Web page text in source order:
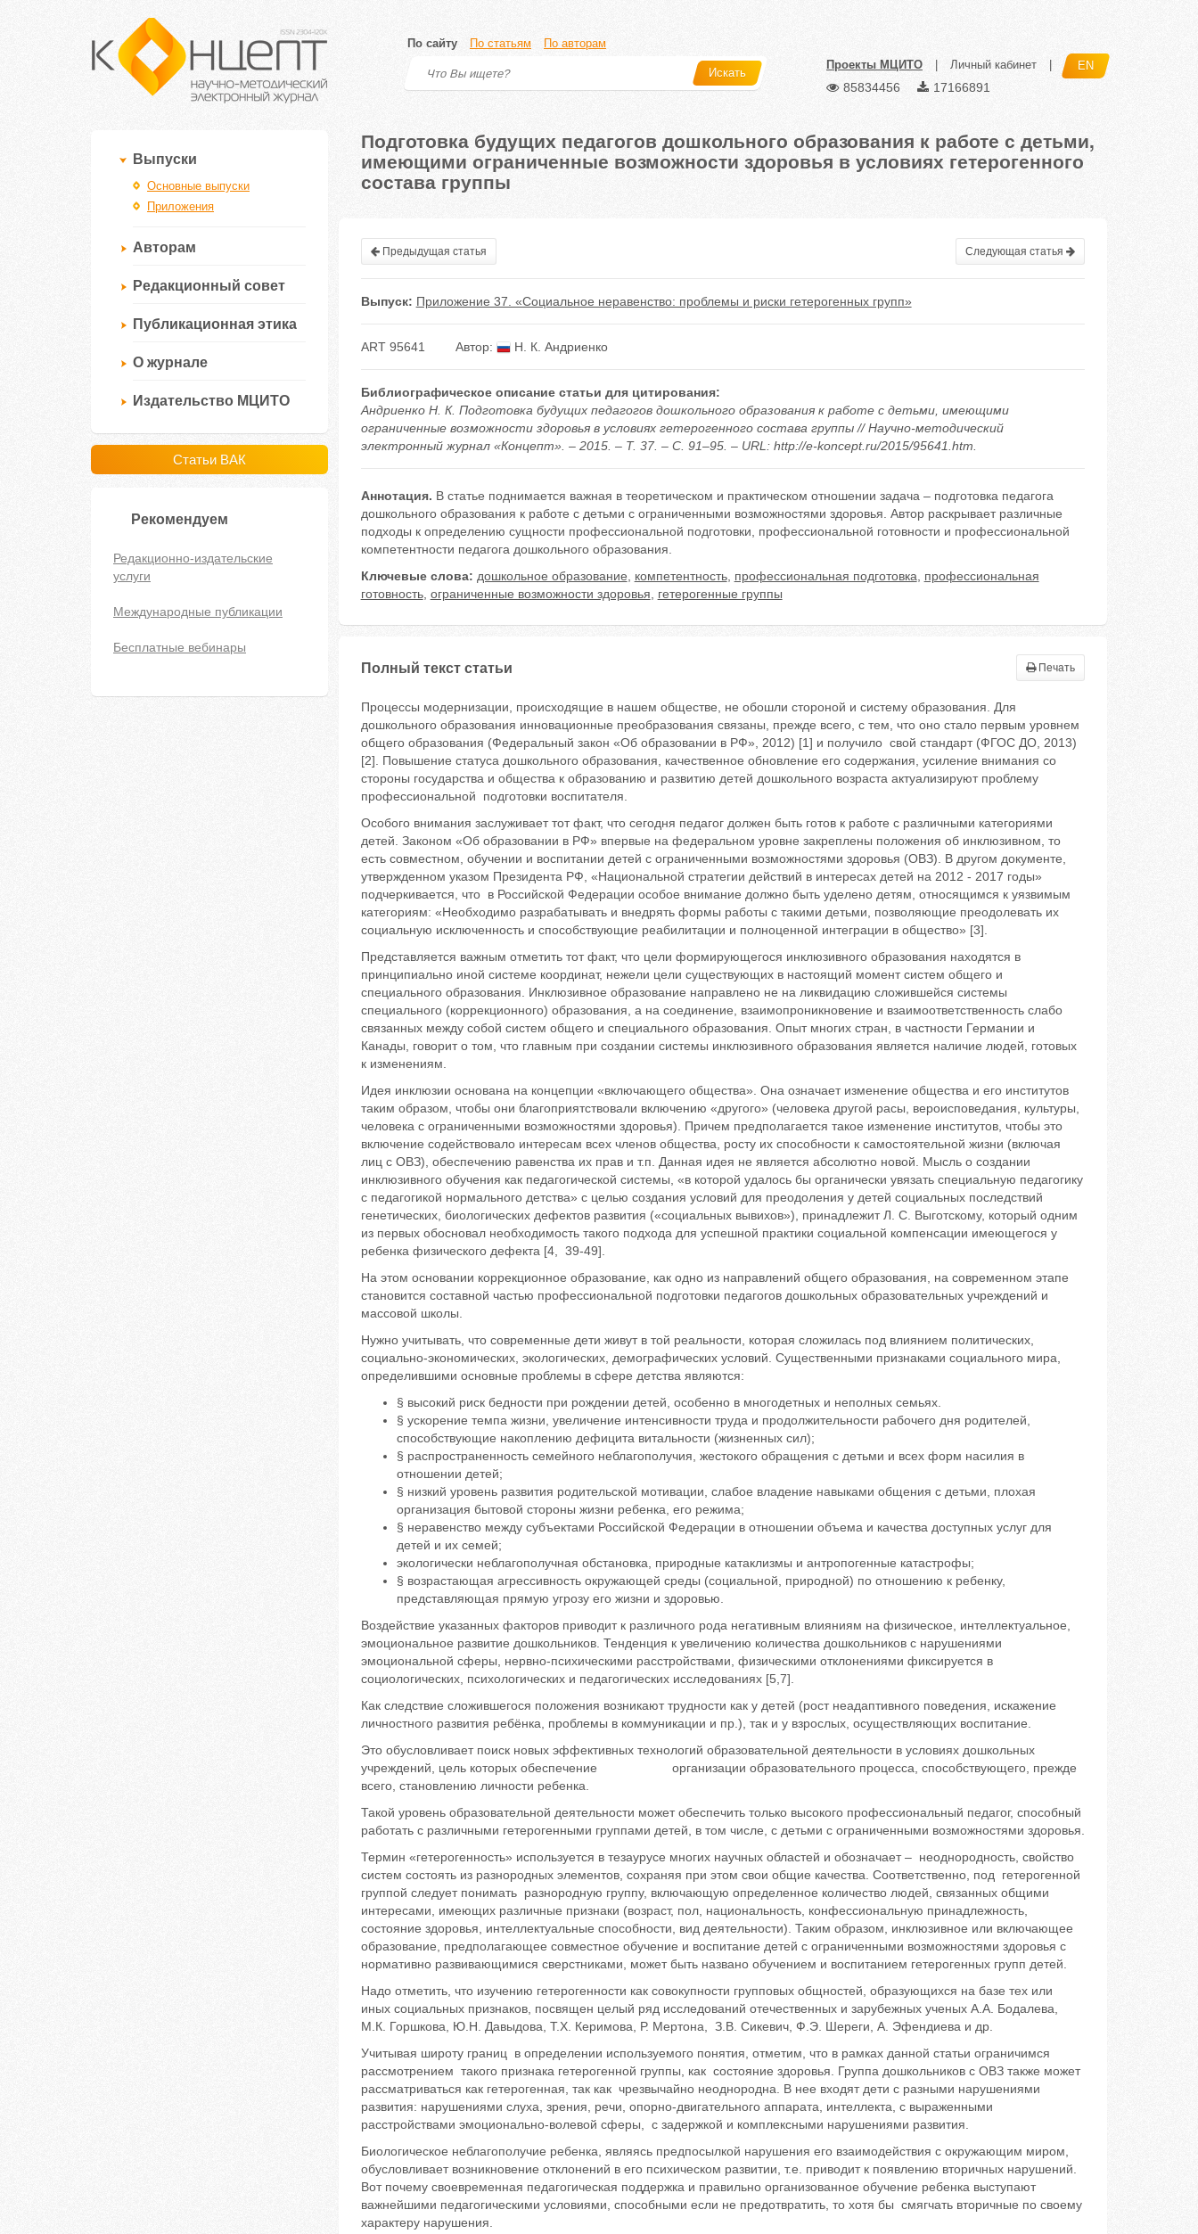
По сайту По статьям По авторам
Искать
Проекты МЦИТО Личный кабинет EN
85834456 17166891
Выпуски
Основные выпуски
Приложения
Авторам
Редакционный совет
Публикационная этика
О журнале
Издательство МЦИТО
Статьи ВАК
Рекомендуем
Редакционно-издательские
услуги
Международные публикации
Бесплатные вебинары
Подготовка будущих педагогов дошкольного образования к работе с детьми,
имеющими ограниченные возможности здоровья в условиях гетерогенного
состава группы
Предыдущая статья Следующая статья
Выпуск: Приложение 37. «Социальное неравенство: проблемы и риски гетерогенных групп»
ART 95641 Автор: Н. К. Андриенко
Библиографическое описание статьи для цитирования:
Андриенко Н. К. Подготовка будущих педагогов дошкольного образования к работе с детьми, имеющими
ограниченные возможности здоровья в условиях гетерогенного состава группы // Научно-методический
электронный журнал «Концепт». – 2015. – Т. 37. – С. 91–95. – URL: http://e-koncept.ru/2015/95641.htm.
Аннотация. В статье поднимается важная в теоретическом и практическом отношении задача – подготовка педагога
дошкольного образования к работе с детьми с ограниченными возможностями здоровья. Автор раскрывает различные
подходы к определению сущности профессиональной подготовки, профессиональной готовности и профессиональной
компетентности педагога дошкольного образования.
Ключевые слова: дошкольное образование компетентность, профессиональная подготовка
профессиональная
готовность, ограниченные возможности здоровья гетерогенные группы
Полный текст статьи Печать
Процессы модернизации, происходящие в нашем обществе, не обошли стороной и систему образования. Для
дошкольного образования инновационные преобразования связаны, прежде всего, с тем, что оно стало первым уровнем
общего образования (Федеральный закон «Об образовании в РФ», 2012) [1] и получило свой стандарт (ФГОС ДО, 2013)
[2]. Повышение статуса дошкольного образования, качественное обновление его содержания, усиление внимания со
стороны государства и общества к образованию и развитию детей дошкольного возраста актуализируют проблему
профессиональной подготовки воспитателя.
Особого внимания заслуживает тот факт, что сегодня педагог должен быть готов к работе с различными категориями
детей. Законом «Об образовании в РФ» впервые на федеральном уровне закреплены положения об инклюзивном, то
есть совместном, обучении и воспитании детей с ограниченными возможностями здоровья (ОВЗ). В другом документе,
утвержденном указом Президента РФ, «Национальной стратегии действий в интересах детей на 2012 - 2017 годы»
подчеркивается, что в Российской Федерации особое внимание должно быть уделено детям, относящимся к уязвимым
категориям: «Необходимо разрабатывать и внедрять формы работы с такими детьми, позволяющие преодолевать их
социальную исключенность и способствующие реабилитации и полноценной интеграции в общество» [3].
Представляется важным отметить тот факт, что цели формирующегося инклюзивного образования находятся в
принципиально иной системе координат, нежели цели существующих в настоящий момент систем общего и
специального образования. Инклюзивное образование направлено не на ликвидацию сложившейся системы
специального (коррекционного) образования, а на соединение, взаимопроникновение и взаимоответственность слабо
связанных между собой систем общего и специального образования. Опыт многих стран, в частности Германии и
Канады, говорит о том, что главным при создании системы инклюзивного образования является наличие людей, готовых
к изменениям.
Идея инклюзии основана на концепции «включающего общества». Она означает изменение общества и его институтов
таким образом, чтобы они благоприятствовали включению «другого» (человека другой расы, вероисповедания, культуры,
человека с ограниченными возможностями здоровья). Причем предполагается такое изменение институтов, чтобы это
включение содействовало интересам всех членов общества, росту их способности к самостоятельной жизни (включая
лиц с ОВЗ), обеспечению равенства их прав и т.п. Данная идея не является абсолютно новой. Мысль о создании
инклюзивного обучения как педагогической системы, «в которой удалось бы органически увязать специальную педагогику
с педагогикой нормального детства» с целью создания условий для преодоления у детей социальных последствий
генетических, биологических дефектов развития («социальных вывихов»), принадлежит Л. С. Выготскому, который одним
из первых обосновал необходимость такого подхода для успешной практики социальной компенсации имеющегося у
ребенка физического дефекта [4, 39-49].
На этом основании коррекционное образование, как одно из направлений общего образования, на современном этапе
становится составной частью профессиональной подготовки педагогов дошкольных образовательных учреждений и
массовой школы.
Нужно учитывать, что современные дети живут в той реальности, которая сложилась под влиянием политических,
социально-экономических, экологических, демографических условий. Существенными признаками социального мира,
определившими основные проблемы в сфере детства являются:
§ высокий риск бедности при рождении детей, особенно в многодетных и неполных семьях.
§ ускорение темпа жизни, увеличение интенсивности труда и продолжительности рабочего дня родителей,
способствующие накоплению дефицита витальности (жизненных сил);
§ распространенность семейного неблагополучия, жестокого обращения с детьми и всех форм насилия в
отношении детей;
§ низкий уровень развития родительской мотивации, слабое владение навыками общения с детьми, плохая
организация бытовой стороны жизни ребенка, его режима;
§ неравенство между субъектами Российской Федерации в отношении объема и качества доступных услуг для
детей и их семей;
экологически неблагополучная обстановка, природные катаклизмы и антропогенные катастрофы;
§ возрастающая агрессивность окружающей среды (социальной, природной) по отношению к ребенку,
представляющая прямую угрозу его жизни и здоровью.
Воздействие указанных факторов приводит к различного рода негативным влияниям на физическое, интеллектуальное,
эмоциональное развитие дошкольников. Тенденция к увеличению количества дошкольников с нарушениями
эмоциональной сферы, нервно-психическими расстройствами, физическими отклонениями фиксируется в
социологических, психологических и педагогических исследованиях [5,7].
Как следствие сложившегося положения возникают трудности как у детей (рост неадаптивного поведения, искажение
личностного развития ребёнка, проблемы в коммуникации и пр.), так и у взрослых, осуществляющих воспитание.
Это обусловливает поиск новых эффективных технологий образовательной деятельности в условиях дошкольных
учреждений, цель которых обеспечение организации образовательного процесса, способствующего, прежде
всего, становлению личности ребенка.
Такой уровень образовательной деятельности может обеспечить только высокого профессиональный педагог, способный
работать с различными гетерогенными группами детей, в том числе, с детьми с ограниченными возможностями здоровья.
Термин «гетерогенность» используется в тезаурусе многих научных областей и обозначает – неоднородность, свойство
систем состоять из разнородных элементов, сохраняя при этом свои общие качества. Соответственно, под гетерогенной
группой следует понимать разнородную группу, включающую определенное количество людей, связанных общими
интересами, имеющих различные признаки (возраст, пол, национальность, конфессиональную принадлежность,
состояние здоровья, интеллектуальные способности, вид деятельности). Таким образом, инклюзивное или включающее
образование, предполагающее совместное обучение и воспитание детей с ограниченными возможностями здоровья с
нормативно развивающимися сверстниками, может быть названо обучением и воспитанием гетерогенных групп детей.
Надо отметить, что изучению гетерогенности как совокупности групповых общностей, образующихся на базе тех или
иных социальных признаков, посвящен целый ряд исследований отечественных и зарубежных ученых A.A. Бодалева,
М.К. Горшкова, Ю.Н. Давыдова, Т.Х. Керимова, Р. Мертона, З.В. Сикевич, Ф.Э. Шереги, А. Эфендиева и др.
Учитывая широту границ в определении используемого понятия, отметим, что в рамках данной статьи ограничимся
рассмотрением такого признака гетерогенной группы, как состояние здоровья. Группа дошкольников с ОВЗ также может
рассматриваться как гетерогенная, так как чрезвычайно неоднородна. В нее входят дети с разными нарушениями
развития: нарушениями слуха, зрения, речи, опорно-двигательного аппарата, интеллекта, с выраженными
расстройствами эмоционально-волевой сферы, с задержкой и комплексными нарушениями развития.
Биологическое неблагополучие ребенка, являясь предпосылкой нарушения его взаимодействия с окружающим миром,
обусловливает возникновение отклонений в его психическом развитии, т.е. приводит к появлению вторичных нарушений.
Вот почему своевременная педагогическая поддержка и правильно организованное обучение ребенка выступают
важнейшими педагогическими условиями, способными если не предотвратить, то хотя бы смягчать вторичные по своему
характеру нарушения.